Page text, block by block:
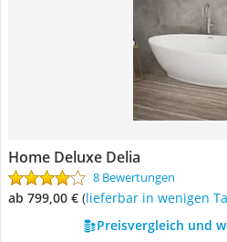
Home Deluxe Delia
8 Bewertungen
ab 799,00 € ( Lieferbar in wenigen
Preisvergleich und